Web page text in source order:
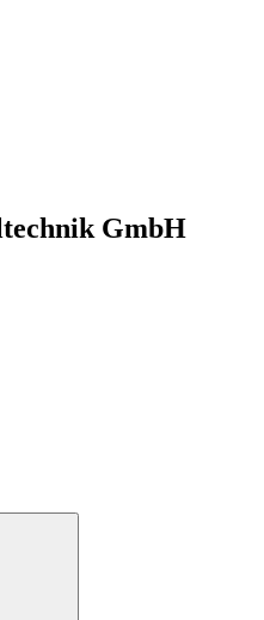
GmbH